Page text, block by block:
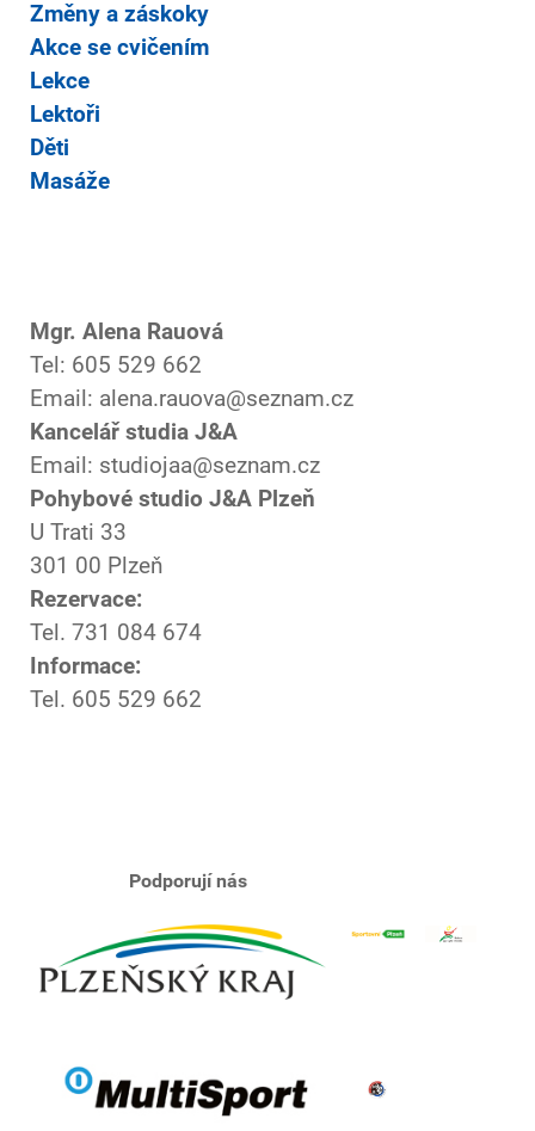
Změny a záskoky
Akce se cvičením
Lekce
Lektoři
Děti
Masáže
Mgr. Alena Rauová
Tel: 605 529 662
Email: alena.rauova@seznam.cz
Kancelář studia J&A
Email: studiojaa@seznam.cz
Pohybové studio J&A Plzeň
U Trati 33
301 00 Plzeň
Rezervace:
Tel. 731 084 674
Informace:
Tel. 605 529 662
Podporují nás